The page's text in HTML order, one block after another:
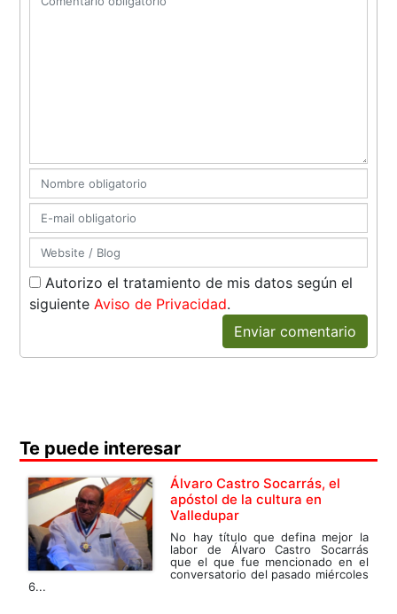
Autorizo el tratamiento de mis datos según el
siguiente Aviso de Privacidad.
Enviar comentario
Te puede interesar
Álvaro Castro Socarrás, el
apóstol de la cultura en
Valledupar
No hay título que defina mejor la
labor de Álvaro Castro Socarrás
que el que fue mencionado en el
conversatorio del pasado miércoles
6...